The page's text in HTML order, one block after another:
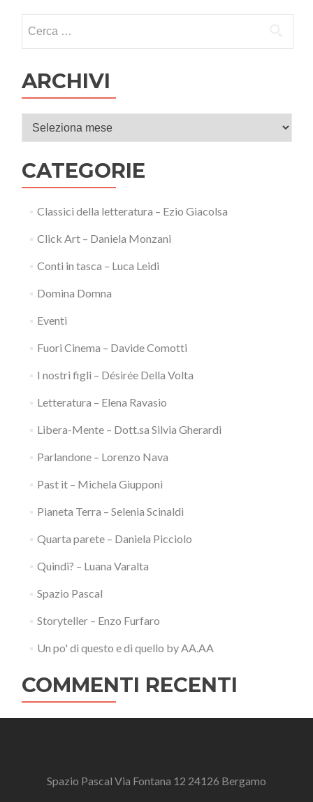
e
linguaggio.
ARCHIVI
Archivi
CATEGORIE
Classici della letteratura – Ezio Giacolsa
Click Art – Daniela Monzani
Conti in tasca – Luca Leidi
Domina Domna
Eventi
Fuori Cinema – Davide Comotti
I nostri figli – Désirée Della Volta
Letteratura – Elena Ravasio
Libera-Mente – Dott.sa Silvia Gherardi
Parlandone – Lorenzo Nava
Past it – Michela Giupponi
Pianeta Terra – Selenia Scinaldi
Quarta parete – Daniela Picciolo
Quindi? – Luana Varalta
Spazio Pascal
Storyteller – Enzo Furfaro
Un po' di questo e di quello by AA.AA
COMMENTI RECENTI
Spazio Pascal Via Fontana 12 24126 Bergamo